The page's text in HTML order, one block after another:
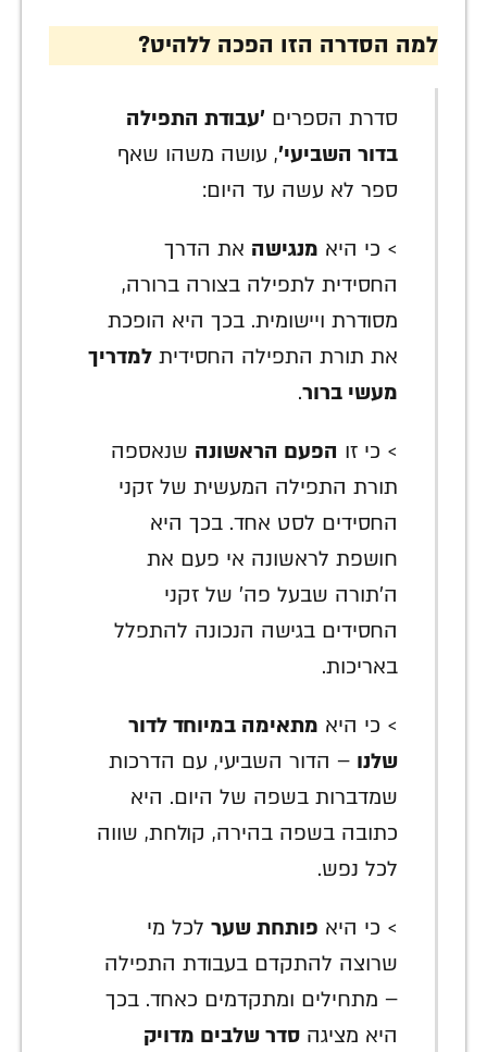
למה הסדרה הזו הפכה ללהיט?
סדרת הספרים 'עבודת התפילה
בדור השביעי', עושה משהו שאף
ספר לא עשה עד היום:
> כי היא מנגישה את הדרך
החסידית לתפילה בצורה ברורה,
מסודרת ויישומית. בכך היא הופכת
את תורת התפילה החסידית למדריך
מעשי ברור.
> כי זו הפעם הראשונה שנאספה
תורת התפילה המעשית של זקני
החסידים לסט אחד. בכך היא
חושפת לראשונה אי פעם את
ה'תורה שבעל פה' של זקני
החסידים בגישה הנכונה להתפלל
באריכות.
> כי היא מתאימה במיוחד לדור
שלנו – הדור השביעי, עם הדרכות
שמדברות בשפה של היום. היא
כתובה בשפה בהירה, קולחת, שווה
לכל נפש.
> כי היא פותחת שערלכל מי
שרוצה להתקדם בעבודת התפילה
– מתחילים ומתקדמים כאחד. בכך
היא מציגה סדר שלבים מדויק